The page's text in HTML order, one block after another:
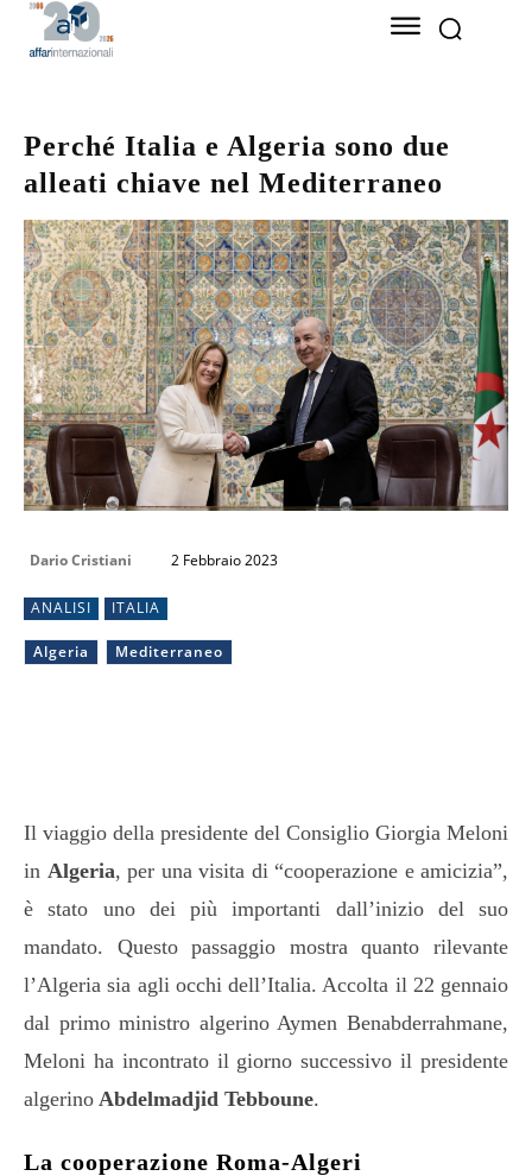
Perché Italia e Algeria sono due
alleati chiave nel Mediterraneo
Dario Cristiani 2 Febbraio 2023
ANALISI ITALIA
Algeria Mediterraneo
Il viaggio della presidente del Consiglio Giorgia Meloni
in Algeria, per una visita di “cooperazione e amicizia”,
è stato uno dei più importanti dall’inizio del suo
mandato. Questo passaggio mostra quanto rilevante
l’Algeria sia agli occhi dell’Italia. Accolta il 22 gennaio
dal primo ministro algerino Aymen Benabderrahmane,
Meloni ha incontrato il giorno successivo il presidente
algerino Abdelmadjid Tebboune.
La cooperazione Roma-Algeri